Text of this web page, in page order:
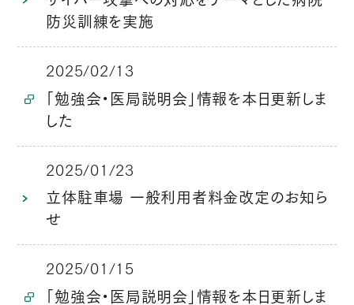
防災訓練を実施
2025/02/13
「勉強会・医局説明会」情報を本日更新しま
した
2025/01/23
立体駐車場 一般利用者料金改定のお知ら
せ
2025/01/15
「勉強会・医局説明会」情報を本日更新しま